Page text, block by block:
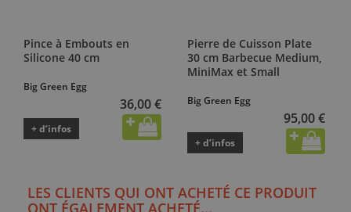
Pince à Embouts en
Silicone 40 cm
Big Green Egg
36,00 €
+ d’infos
Pierre de Cuisson Plate
30 cm Barbecue Medium,
MiniMax et Small
Big Green Egg
95,00 €
+ d’infos
LES CLIENTS QUI ONT ACHETÉ CE PRODUIT
ONT ÉGALEMENT ACHETÉ...